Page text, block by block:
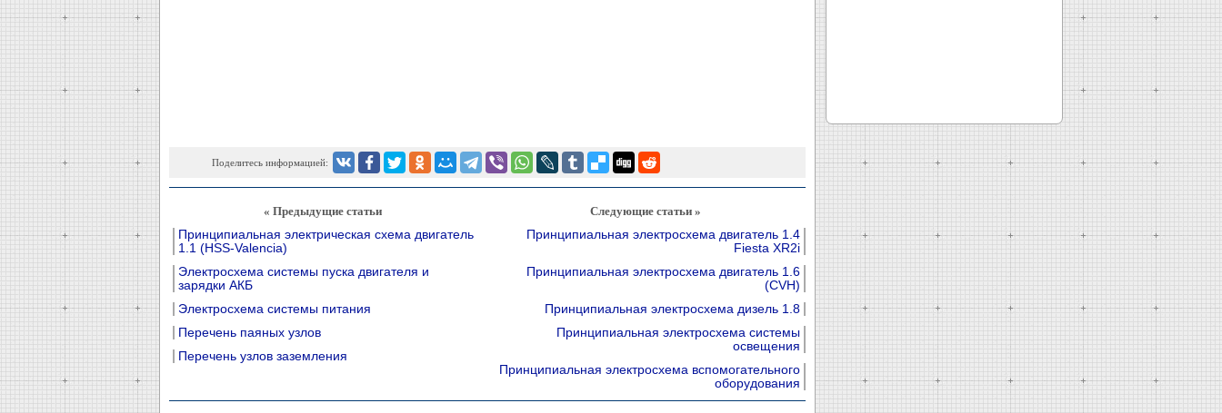
Поделитесь информацией:
« Предыдущие статьи
Принципиальная электрическая схема двигатель
1.1 (HSS-Valencia)
Электросхема системы пуска двигателя и
зарядки АКБ
Электросхема системы питания
Перечень паяных узлов
Перечень узлов заземления
Следующие статьи »
Принципиальная электросхема двигатель 1.4
Fiesta XR2i
Принципиальная электросхема двигатель 1.6
(CVH)
Принципиальная электросхема дизель 1.8
Принципиальная электросхема системы
освещения
Принципиальная электросхема вспомогательного
оборудования